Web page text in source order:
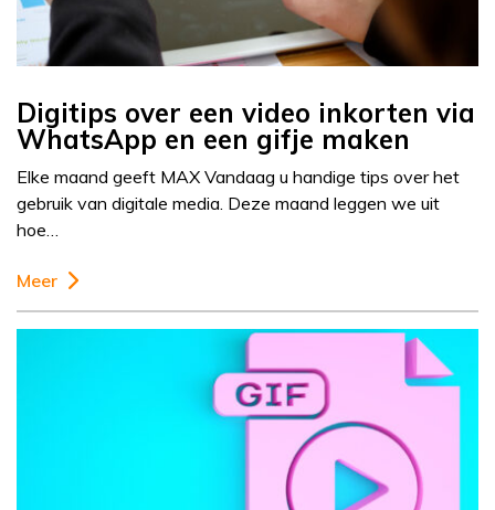
Digitips over een video inkorten via
WhatsApp en een gifje maken
Elke maand geeft MAX Vandaag u handige tips over het
gebruik van digitale media. Deze maand leggen we uit
hoe…
Meer